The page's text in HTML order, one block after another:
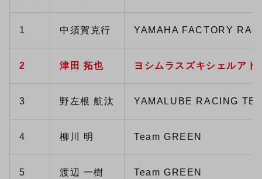
1 中須賀克行 YAMAHA FACTORY
2 津田 拓也 ヨシムラスズキシェルアド
3 野左根 航汰 YAMALUBE RACING
4 柳川 明 Team GREEN
5 渡辺 一樹 Team GREEN